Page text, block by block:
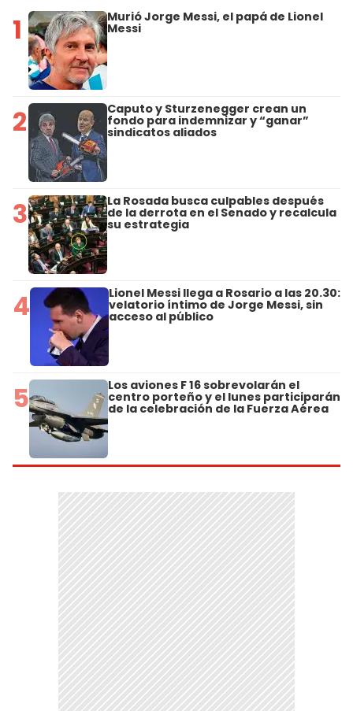
1 Murió Jorge Messi, el papá de Lionel
Messi
2 Caputo y Sturzenegger crean un
fondo para indemnizar y “ganar”
sindicatos aliados
3 La Rosada busca culpables después
de la derrota en el Senado y recalcula
su estrategia
4 Lionel Messi llega a Rosario a las 20.30:
velatorio íntimo de Jorge Messi, sin
acceso al público
5 Los aviones F 16 sobrevolarán el
centro porteño y el lunes participarán
de la celebración de la Fuerza Aérea